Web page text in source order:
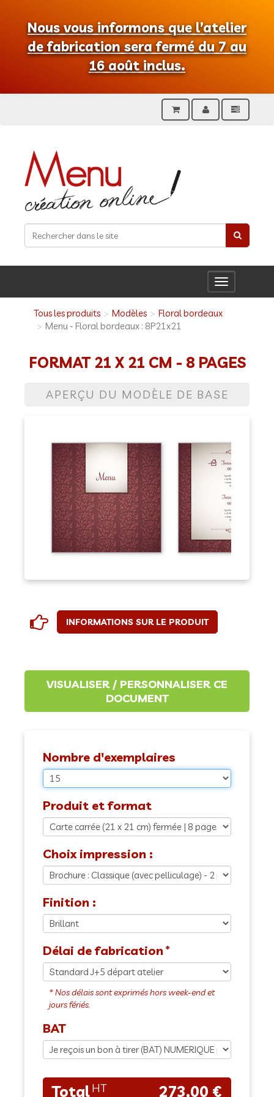
Nous vous informons que l’atelier
de fabrication sera fermé du 7 au
16 août inclus.
Toggle
navigation
Tous les produits
Modèles
Floral bordeaux
Menu - Floral bordeaux : 8P21x21
FORMAT 21 X 21 CM - 8 PAGES
APERÇU DU MODÈLE DE BASE
INFORMATIONS SUR LE PRODUIT
Nombre d'exemplaires
Produit et format
Choix impression :
Finition :
Délai de fabrication
BAT
273,00 €